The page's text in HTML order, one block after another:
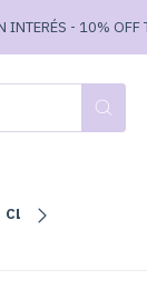
INTERÉS - 10% OFF
CLUB DE LECTURA